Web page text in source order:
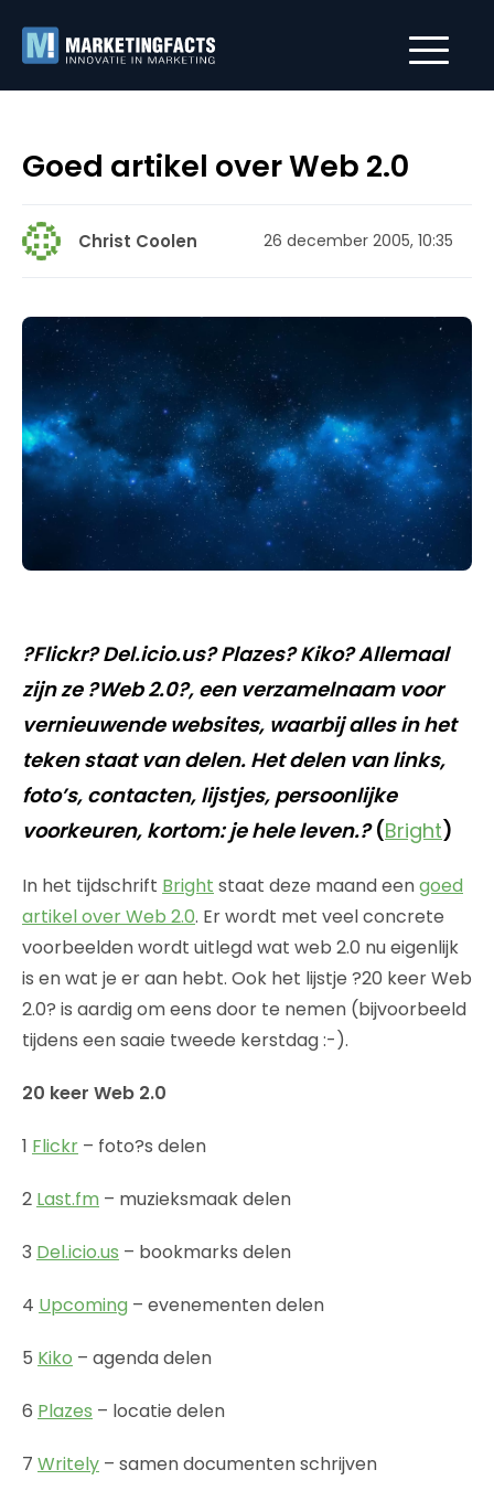
Goed artikel over Web 2.0
Christ Coolen 26 december 2005, 10:35
?Flickr? Del.icio.us? Plazes? Kiko? Allemaal
zijn ze ?Web 2.0?, een verzamelnaam voor
vernieuwende websites, waarbij alles in het
teken staat van delen. Het delen van links,
foto’s, contacten, lijstjes, persoonlijke
voorkeuren, kortom: je hele leven.?(Bright)
In het tijdschrift Bright staat deze maand eengoed
artikel over Web 2.0. Er wordt met veel concrete
voorbeelden wordt uitlegd wat web 2.0 nu eigenlijk
is en wat je er aan hebt. Ook het lijstje ?20 keer Web
2.0? is aardig om eens door te nemen (bijvoorbeeld
tijdens een saaie tweede kerstdag :-).
20 keer Web 2.0
1 Flickr – foto?s delen
2 Last.fm – muzieksmaak delen
3 Del.icio.us – bookmarks delen
4 Upcoming – evenementen delen
5 Kiko – agenda delen
6 Plazes – locatie delen
7 Writely – samen documenten schrijven